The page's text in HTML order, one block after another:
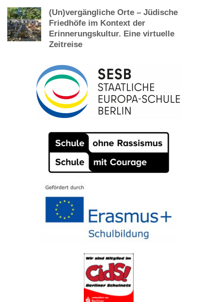
(Un)vergängliche Orte – Jüdische
Friedhöfe im Kontext der
Erinnerungskultur. Eine virtuelle
Zeitreise